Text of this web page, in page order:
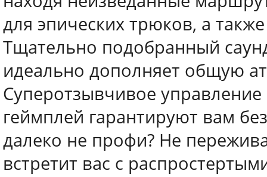
для эпических трюков, а
Тщательно подобранный
идеально дополняет общую
Суперотзывчивое
геймплей гарантируют вам
далеко не профи? Не
встретит вас с